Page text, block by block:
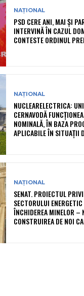
NAȚIONAL
PSD CERE ANI, MAI ȘI
INTERVINĂ ÎN CAZUL
CONTESTE ORDINUL
NAȚIONAL
NUCLEARELECTRICA:
CERNAVODĂ
NOMINALĂ, ÎN BAZA
APLICABILE ÎN SITUAȚII
NAȚIONAL
SENAT. PROIECTUL
SECTORULUI
ÎNCHIDEREA MINELOR –
CONSTRUIREA DE NOI